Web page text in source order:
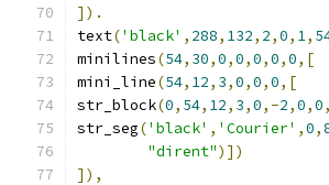
]).
text('black' , 288, 132, 2,0, 1,
minilines(54, 30,0,0,0,0,0,[
mini_line(54, 12, 3,0,0,0,[
str_block(0, 54, 12, 3,0,-2,0,0,
str_seg('black' , 'Courier' ,0,
"dirent")])
]),